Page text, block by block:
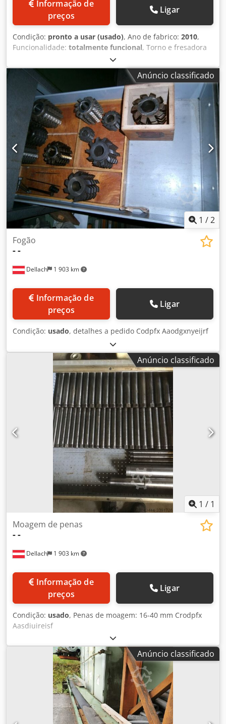
preços
Ligar
Condição: pronto a usar (usado), Ano de fabrico: 2010,
Funcionalidade: totalmente funcional, Torno e fresadora
portal em construção tipo gantry | Ano de fabricação: 2010
A máquina pode ser inspecionada mediante
agendamento. Condição: Pronta para operação.
Especificações técnicas: - Eixo X (portal): 14.000 mm - Eixo Y
(carro porta-ferramenta): 11.000 mm - Eixo Z (RAM): 3.000
mm - Potência do acionamento do RAM: 100 kW - Largura
máxima de passagem: 6.500 mm Credpfxey Dvwyj Aaisf -
Diâmetro do prato de faceamento: 5.000 mm - Comando:
SINUMERIK 840D sl A máquina dispõe de um excelente
nível de equipamento. Sem garantia quanto à integridade
e exatidão dos dados técnicos ou do equipamento. Venda
sujeita a venda prévia. Venda confidencial. Ficha técnica
detalhada e informações sobre o equipamento disponíveis
mediante solicitação.
Anúncio classificado
1 /2
Dellach 1 903 km
Fogão
--
preços
Ligar
Condição: usado, detalhes a pedido Codpfx Aaodgxnyeijrf
Anúncio classificado
1 / 1
Dellach 1 903 km
Moagem de penas
--
preços
Ligar
Condição: usado, Penas de moagem: 16-40 mm Crodpfx
Aasdiuireisf
Anúncio classificado